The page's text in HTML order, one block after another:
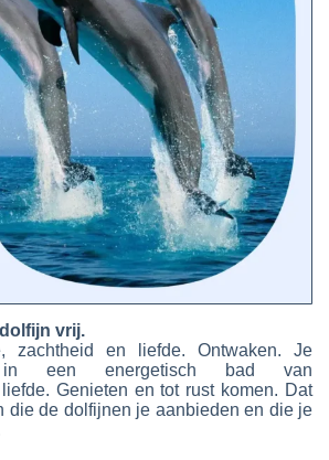
vrij.
zachtheid en liefde. Ontwaken. Je
in een energetisch bad van
Genieten en tot rust komen. Dat
die de dolfijnen je aanbieden en die je